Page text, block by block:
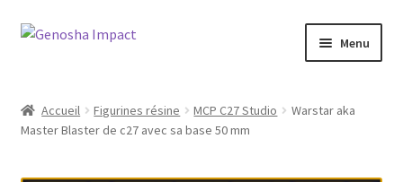
Aller
navigation
Aller
Menu
Cart
Accueil Figurines résine MCP C27 Studio
Warstar aka
Master Blaster de c27 avec sa base 50 mm